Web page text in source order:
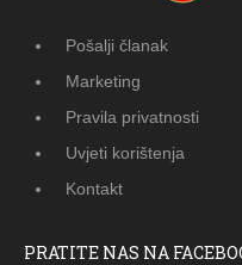
Pošalji članak
Marketing
Pravila privatnosti
Uvjeti korištenja
Kontakt
PRATITE NAS NA